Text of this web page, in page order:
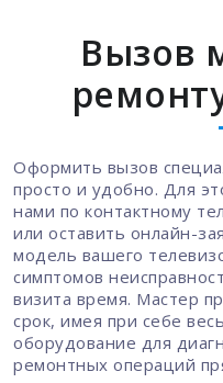
Вызов
Оформить вызов
просто и удобно. Для
нами по контактному
или оставить онлайн-
модель вашего
симптомов
визита время. Мастер
срок, имея при себе
оборудование для
ремонтных операций